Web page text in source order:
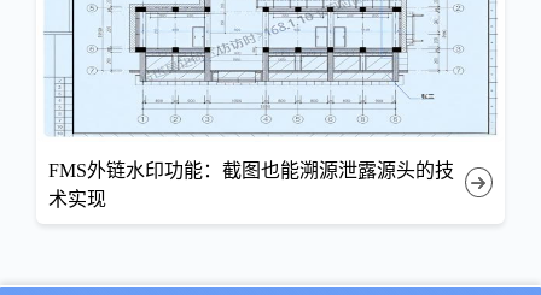
FMS外链水印功能：截图也能溯源泄露源头的技
术实现